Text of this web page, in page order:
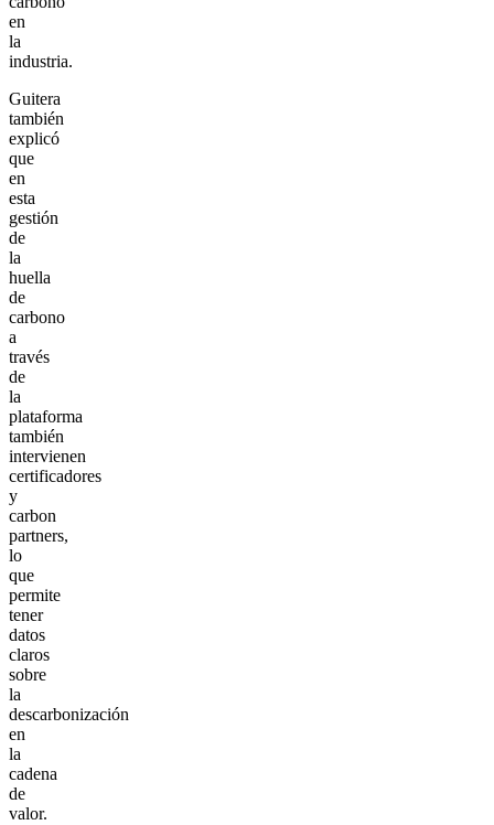
en
la
industria.
Guitera
también
explicó
que
en
esta
gestión
de
la
huella
de
carbono
a
través
de
la
plataforma
también
intervienen
certificadores
y
carbon
partners,
lo
que
permite
tener
datos
claros
sobre
la
descarbonización
en
la
cadena
de
valor.